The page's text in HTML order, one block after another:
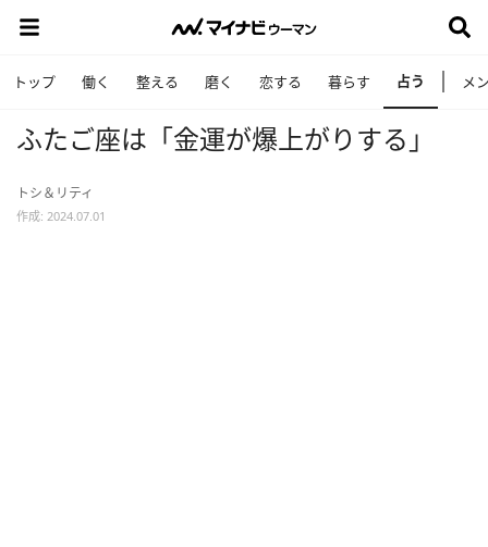
トップ 働く 整える 磨く 恋する 暮らす 占う メ
ふたご座は「金運が爆上がりする」
トシ＆リティ
作成: 2024.07.01